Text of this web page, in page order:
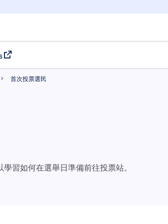
in a new tab)
首次投票選民
習如何在選舉日準備前往投票站。